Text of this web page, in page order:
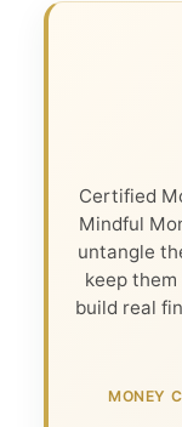
Certified
Mindful
untangle
keep
build real
MONEY